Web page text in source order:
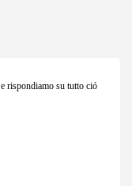
rispondiamo su tutto ció